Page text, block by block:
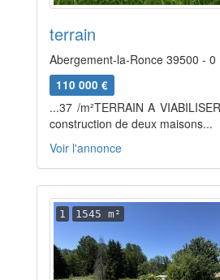
terrain
Abergement-la-Ronce 39500 - 0
110 000 €
...37 /m²TERRAIN A
construction de deux maisons...
Voir l'annonce
1 1545 m²